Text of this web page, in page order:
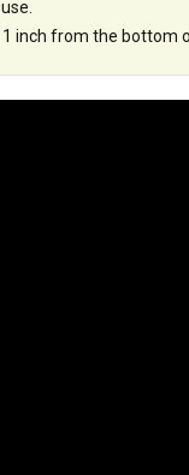
inch from the bottom